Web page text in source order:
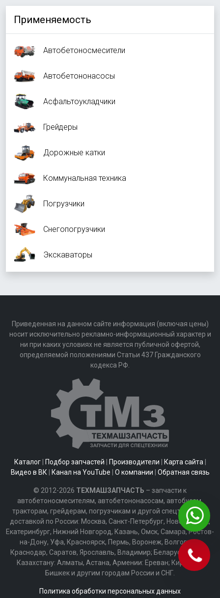
Применяемость
Автобетоносмесители
Автобетононасосы
Асфальтоукладчики
Грейдеры
Дорожные катки
Коммунальная техника
Погрузчики
Снегопогрузчики
Экскаваторы
Приведенная на данном сайте информация (включая цены)
носит исключительно рекламно-информационный характер и
ни при каких условиях не является публичной офертой,
определяемой положениями Статьи 437 Гражданского
кодекса РФ.
Каталог| Подбор запчастей Производители Карта сайта|
Видео в ВК| Канал на YouTube О компании Обратная связь
© 2012-2026 ТЕХМАШЗАПЧАСТЬ – запчасти к
автобетоносмесителям, автобетононасосам, автобусам,
тракторам, грейдерам, погрузчикам и другой спецтехнике с
доставкой по России: Москва, Санкт-Петербург, Новосибирск,
Екатеринбург, Нижний Новгород, Казань, Омск, Самара, Ростов-
на-Дону, Уфа, Красноярск, Пермь, Воронеж, Волгоград,
Краснодар, Саратов, Ярославль, Владимир; Беларуси: Минск;
Казахстану: Алматы, Астана, Армении: Ереван; Киргизии:
Бишкек и другим городам России и СНГ.
Политика обработки персональных данных